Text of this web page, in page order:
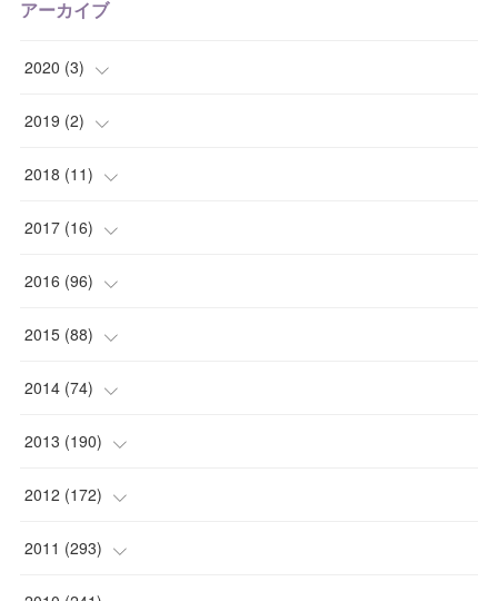
アーカイブ
2020 (3)
(1
( 1)
(1)
2019 (2)
( 1)
(1)
2018 (11)
(2)
(1)
(1)
(1)
( 3 )
2017 (16)
(1)
(2)
(1)
(3)
(1)
2016 (96)
(2)
(5)
(6)
(3)
(4)
2015 (88)
(4)
(7)
(6)
(6)
( 12)
2014 (74)
(9)
(14)
(6)
( 1)
2013 (190)
(17)
(22)
(11)
2012 (172)
(12)
2011 (293)